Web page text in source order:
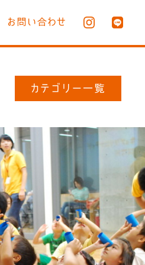
お問い合わせ
カテゴリー一覧